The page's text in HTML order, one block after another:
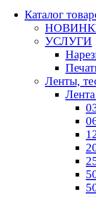
Каталог
УСЛУГИ
Ленты,
Лента